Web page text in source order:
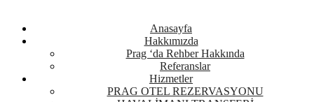
Anasayfa
Hakkımızda
Prag ‘da Rehber Hakkında
Referanslar
Hizmetler
PRAG OTEL REZERVASYONU